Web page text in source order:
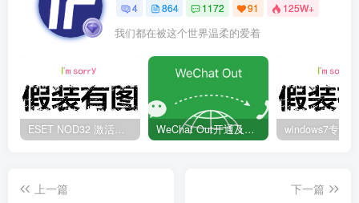
4 864 1172 91 125W+
我们都在被这个世界温柔的爱着
ESET NOD32 激活码 有效期至2022年 WeChat Out开通及充值方法
上一篇
下一篇